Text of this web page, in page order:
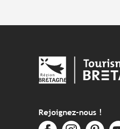
Rejoignez-nous !